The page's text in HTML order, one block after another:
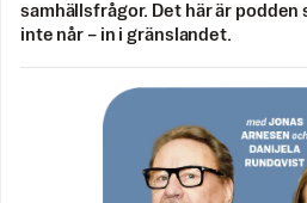
samhällsfrågor. Det här är podden
inte når – in i gränslandet.